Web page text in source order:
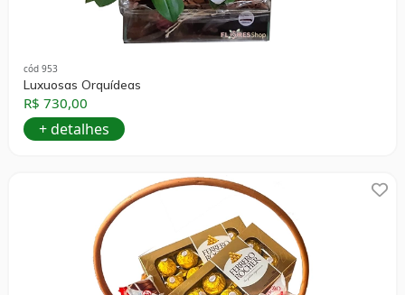
cód 953
Luxuosas Orquídeas
R$ 730,00
+ detalhes